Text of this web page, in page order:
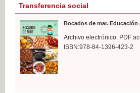
Transferencia social
Bocados de mar. Educación
Archivo electrónico. PDF
ISBN:978-84-1396-423-2